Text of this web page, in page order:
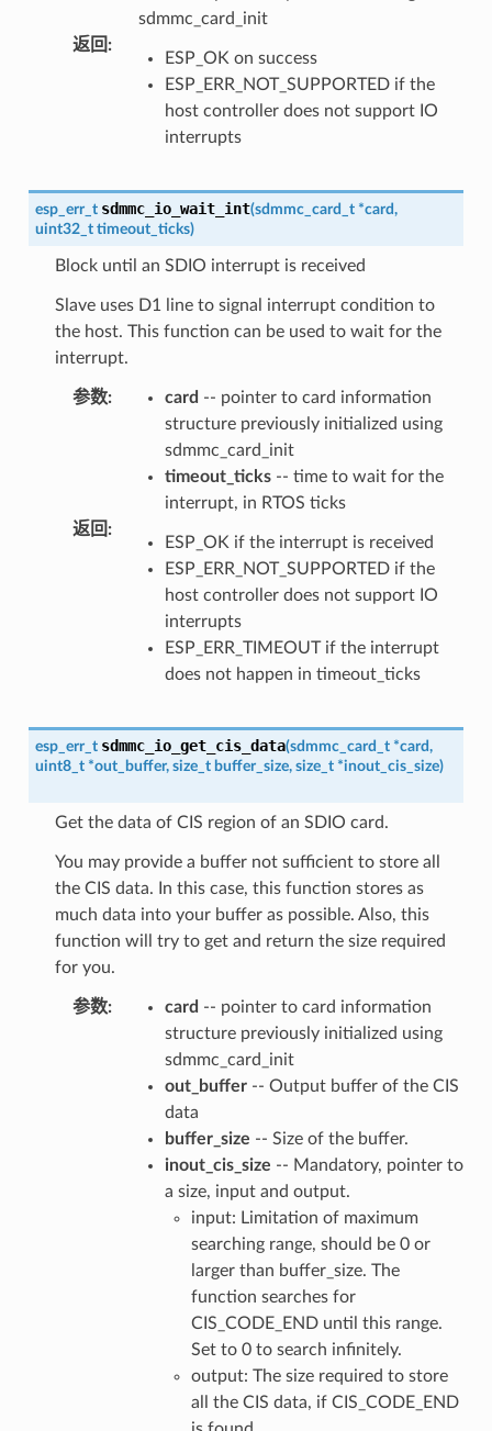
sdmmc_card_init
返回 :
ESP_OK on success
ESP_ERR_NOT_SUPPORTED if the
host controller does not support IO
interrupts
esp_err_t sdmmc_io_wait_int(sdmmc_card_t *card,
uint32_t timeout_ticks)
Block until an SDIO interrupt is received
Slave uses D1 line to signal interrupt condition to
the host. This function can be used to wait for the
interrupt.
参数: card -- pointer to card information
structure previously initialized using
sdmmc_card_init
timeout_ticks-- time to wait for the
interrupt, in RTOS ticks
返回 :
ESP_OK if the interrupt is received
ESP_ERR_NOT_SUPPORTED if the
host controller does not support IO
interrupts
ESP_ERR_TIMEOUT if the interrupt
does not happen in timeout_ticks
esp_err_t sdmmc_io_get_cis_data(sdmmc_card_t *card,
uint8_t *out_buffer, size_t buffer_size, size_t *inout_cis_size)
Get the data of CIS region of an SDIO card.
You may provide a buffer not sufficient to store all
the CIS data. In this case, this function stores as
much data into your buffer as possible. Also, this
function will try to get and return the size required
for you.
参数: card -- pointer to card information
structure previously initialized using
sdmmc_card_init
out_buffer-- Output buffer of the CIS
data
buffer_size -- Size of the buffer.
inout_cis_size -- Mandatory, pointer to
a size, input and output.
input: Limitation of maximum
searching range, should be 0 or
larger than buffer_size. The
function searches for
CIS_CODE_END until this range.
Set to 0 to search infinitely.
output: The size required to store
all the CIS data, if CIS_CODE_END